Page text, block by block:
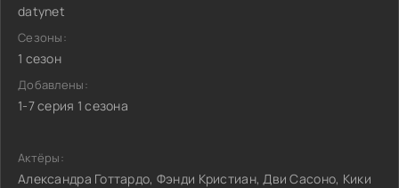
datynet
Сезоны:
1 сезон
Добавлены:
1-7 серия 1 сезона
Актёры:
Александра Готтардо, Фэнди Кристиан, Дви Сасоно, Кики